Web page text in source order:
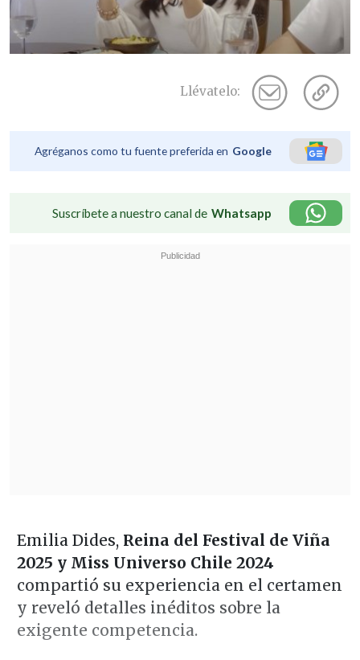
Llévatelo:
Agréganos como tu fuente preferida en Google
Suscríbete a nuestro canal de Whatsapp
Emilia Dides, Reina del Festival de Viña
2025 y Miss Universo Chile 2024
compartió su experiencia en el certamen
y reveló detalles inéditos sobre la
exigente competencia.